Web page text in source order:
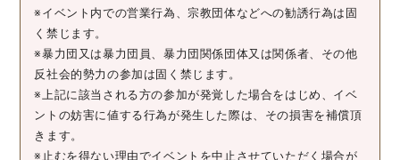
※イベント内での営業行為、宗教団体などへの勧誘行為は固
く禁じます。
※暴力団又は暴力団員、暴力団関係団体又は関係者、その他
反社会的勢力の参加は固く禁じます。
※上記に該当される方の参加が発覚した場合をはじめ、イベ
ントの妨害に値する行為が発生した際は、その損害を補償頂
きます。
※止むを得ない理由でイベントを中止させていただく場合が